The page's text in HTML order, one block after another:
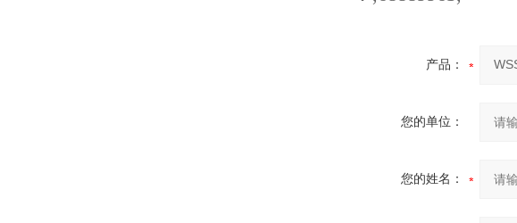
产品：
您的单位：
您的姓名：